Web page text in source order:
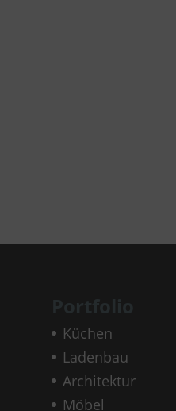
Küchen
Ladenbau
Architektur
Möbel